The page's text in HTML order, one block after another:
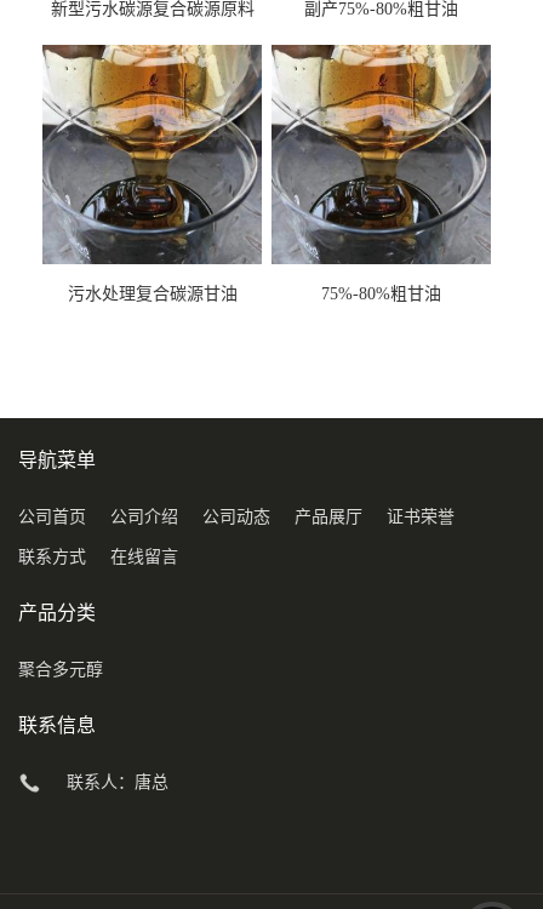
新型污水碳源复合碳源原料
副产75%-80%粗甘油
污水处理复合碳源甘油
75%-80%粗甘油
导航菜单
公司首页 公司介绍 公司动态 产品展厅 证书荣誉
联系方式 在线留言
产品分类
聚合多元醇
联系信息
联系人：唐总